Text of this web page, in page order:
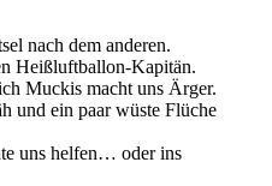
nach dem anderen.
Heißluftballon-Kapitän.
Muckis macht uns Ärger.
und ein paar wüste Flüche
uns helfen… oder ins